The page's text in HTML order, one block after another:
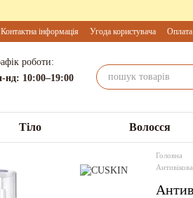
Контактна інформація Угода користувача
роботи:
нд: 10:00–19:00
Тіло Волосся
Головна